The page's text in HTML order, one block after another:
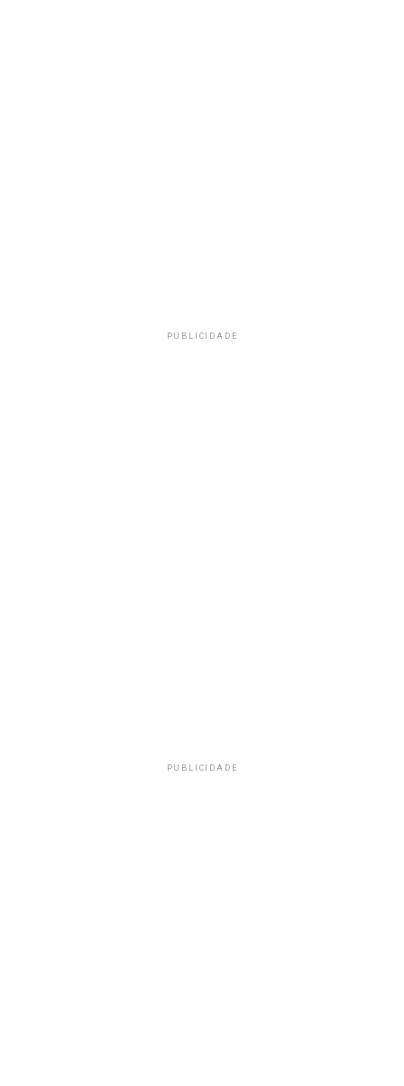
PUBLICIDADE
PUBLICIDADE